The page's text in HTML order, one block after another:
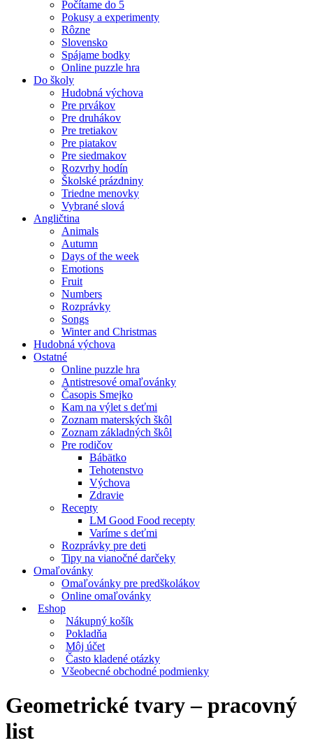
Počítame do 5
Pokusy a experimenty
Rôzne
Slovensko
Spájame bodky
Online puzzle hra
Do školy
Hudobná výchova
Pre prvákov
Pre druhákov
Pre tretiakov
Pre piatakov
Pre siedmakov
Rozvrhy hodín
Školské prázdniny
Triedne menovky
Vybrané slová
Angličtina
Animals
Autumn
Days of the week
Emotions
Fruit
Numbers
Rozprávky
Songs
Winter and Christmas
Hudobná výchova
Ostatné
Online puzzle hra
Antistresové omaľovánky
Časopis Smejko
Kam na výlet s deťmi
Zoznam materských škôl
Zoznam základných škôl
Pre rodičov
Bábätko
Tehotenstvo
Výchova
Zdravie
Recepty
LM Good Food recepty
Varíme s deťmi
Rozprávky pre deti
Tipy na vianočné darčeky
Omaľovánky
Omaľovánky pre predškolákov
Online omaľovánky
Eshop
Nákupný košík
Pokladňa
Môj účet
Často kladené otázky
Všeobecné obchodné podmienky
Geometrické tvary – pracovný
list